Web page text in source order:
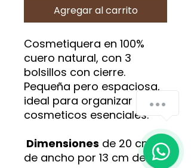
Agregar al carrito
Cosmetiquera en 100%
cuero natural, con 3
bolsillos con cierre.
Pequeña pero espaciosa,
ideal para organizar
cosmeticos esenciales.
Dimensiones de 20 cm
de ancho por 13 cm de
¿Cómo podemos ayudarte?
1